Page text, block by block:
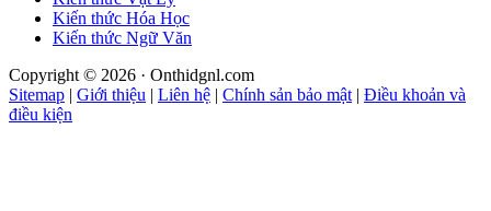
Kiến thức Hóa Học
Kiến thức Ngữ Văn
Copyright © 2026 · Onthidgnl.com
Sitemap | Giới thiệu | Liên hệ | Chính sản bảo mật | Điều khoản và
điều kiện